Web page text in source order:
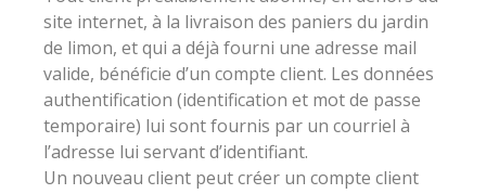
site internet, à la livraison des paniers du jardin
de limon, et qui a déjà fourni une adresse mail
valide, bénéficie d’un compte client. Les données
authentification (identification et mot de passe
temporaire) lui sont fournis par un courriel à
l’adresse lui servant d’identifiant.
Un nouveau client peut créer un compte client